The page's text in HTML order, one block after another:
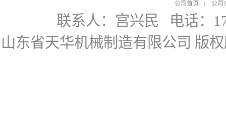
公司首页 公司
联系人：宫兴民 电话：
山东省天华机械制造有限公司 版